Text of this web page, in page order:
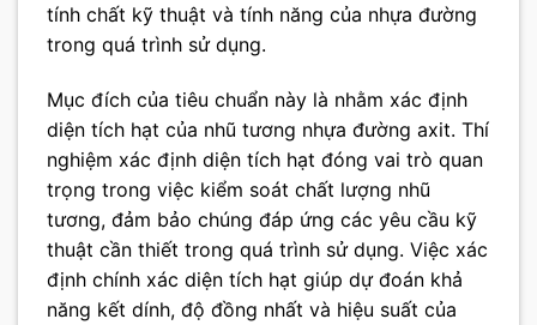
tính chất kỹ thuật và tính năng của nhựa đường
trong quá trình sử dụng.
Mục đích của tiêu chuẩn này là nhằm xác định
diện tích hạt của nhũ tương nhựa đường axit. Thí
nghiệm xác định diện tích hạt đóng vai trò quan
trọng trong việc kiểm soát chất lượng nhũ
tương, đảm bảo chúng đáp ứng các yêu cầu kỹ
thuật cần thiết trong quá trình sử dụng. Việc xác
định chính xác diện tích hạt giúp dự đoán khả
năng kết dính, độ đồng nhất và hiệu suất của